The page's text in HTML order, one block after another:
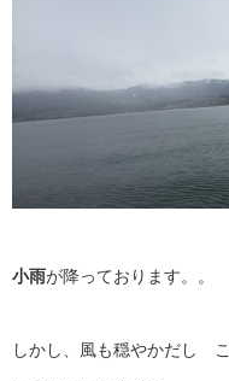
小雨が降っております。。
しかし、風も穏やかだし